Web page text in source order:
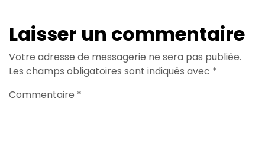
Laisser un commentaire
Votre adresse de messagerie ne sera pas publiée.
Les champs obligatoires sont indiqués avec *
Commentaire *